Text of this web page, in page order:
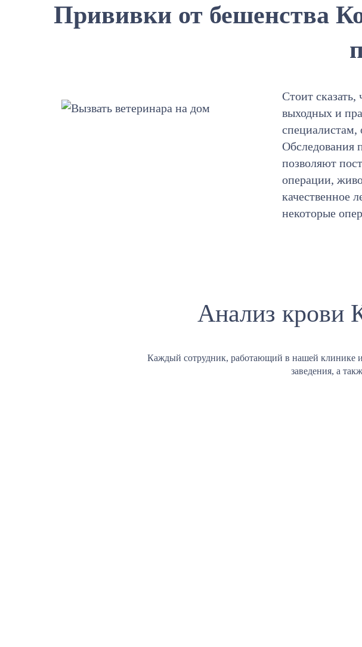
Прививки от бешенства
Стоит
выходных и
специалистам,
Обследования
позволяют
операции,
качественное
некоторые
Анализ крови
Каждый сотрудник, работающий в нашей клинике
заведения, а